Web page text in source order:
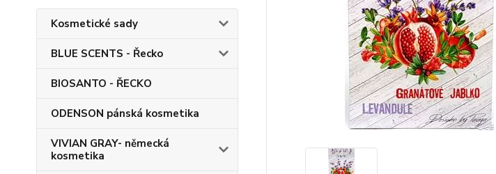
Kosmetické sady
BLUE SCENTS - Řecko
BIOSANTO - ŘECKO
ODENSON pánská kosmetika
VIVIAN GRAY- německá
kosmetika